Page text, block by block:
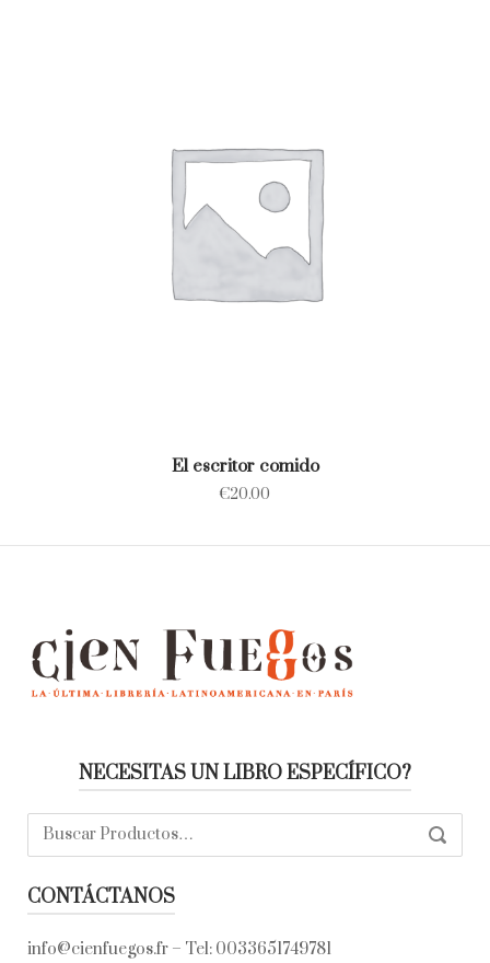
El escritor comido
€20.00
NECESITAS UN LIBRO ESPECÍFICO?
Buscar:
CONTÁCTANOS
info@cienfuegos.fr – Tel: 0033651749781